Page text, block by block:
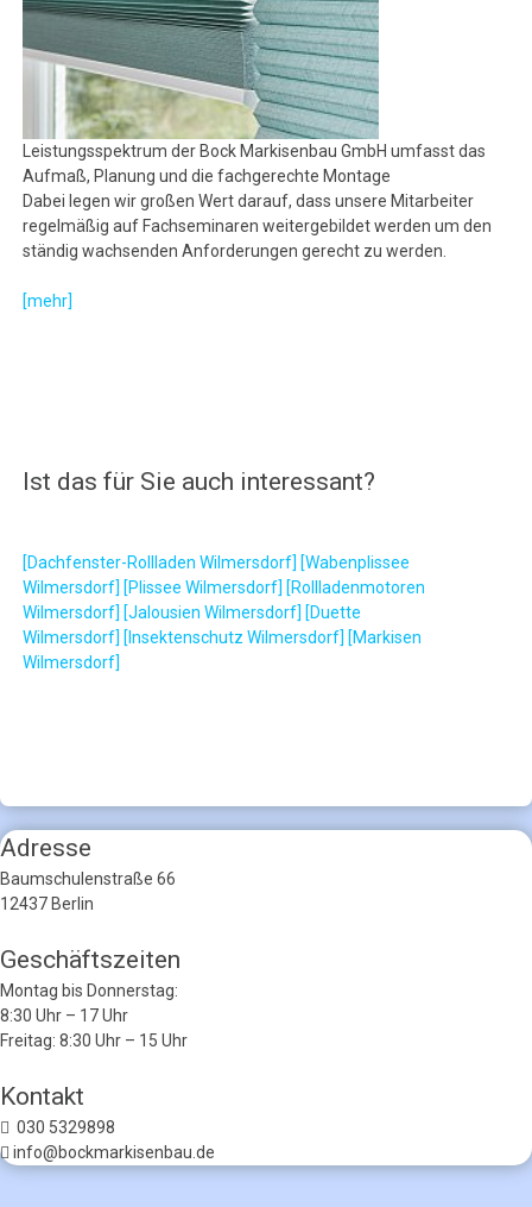
Leistungsspektrum der Bock Markisenbau GmbH umfasst das
Aufmaß, Planung und die fachgerechte Montage
Dabei legen wir großen Wert darauf, dass unsere Mitarbeiter
regelmäßig auf Fachseminaren weitergebildet werden um den
ständig wachsenden Anforderungen gerecht zu werden.
[mehr]
Ist das für Sie auch interessant?
[Dachfenster-Rollladen Wilmersdorf] [Wabenplissee
Wilmersdorf] [Plissee Wilmersdorf] [Rollladenmotoren
Wilmersdorf] [Jalousien Wilmersdorf] [Duette
Wilmersdorf] [Insektenschutz Wilmersdorf] [Markisen
Wilmersdorf]
Adresse
Baumschulenstraße 66
12437 Berlin
Geschäftszeiten
Montag bis Donnerstag:
8:30 Uhr – 17 Uhr
Freitag: 8:30 Uhr – 15 Uhr
Kontakt
030 5329898
info@bockmarkisenbau.de